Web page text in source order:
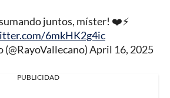
juntos, míster! ❤️⚡️
6mkHK2g4ic
April 16, 2025
PUBLICIDAD